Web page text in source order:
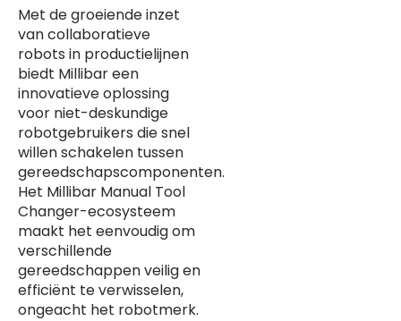
Met de groeiende inzet
van collaboratieve
robots in productielijnen
biedt Millibar een
innovatieve oplossing
voor niet-deskundige
robotgebruikers die snel
willen schakelen tussen
gereedschapscomponenten.
Het Millibar Manual Tool
Changer-ecosysteem
maakt het eenvoudig om
verschillende
gereedschappen veilig en
efficiënt te verwisselen,
ongeacht het robotmerk.